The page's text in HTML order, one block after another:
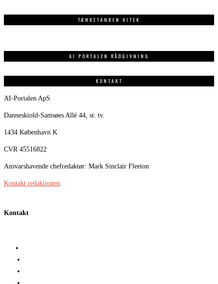
TÆNKETANKEN KITEK
AI PORTALEN RÅDGIVNING
KONTAKT
AI-Portalen ApS
Danneskiold-Samsøes Allé 44, st. tv.
1434 København K
CVR 45516822
Ansvarshavende chefredaktør: Mark Sinclair Fleeton
Kontakt redaktionen
Kontakt